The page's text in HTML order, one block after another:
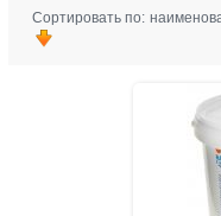
Сортировать по: